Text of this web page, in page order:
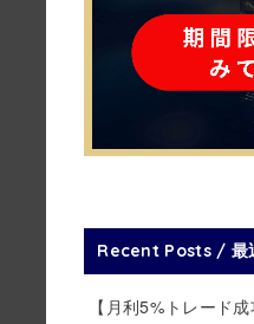
Recent Posts / 最
【月利5%トレード